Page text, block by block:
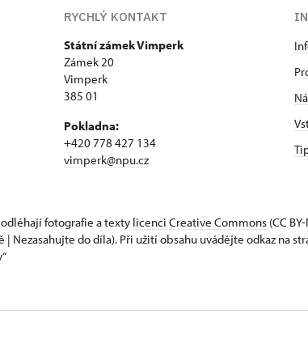
RYCHLÝ KONTAKT
Státní zámek Vimperk
Zámek 20
Vimperk
385 01
Pokladna:
+420 778 427 134
vimperk@npu.cz
fotografie a texty licenci Creative Commons (CC
Nezasahujte do díla). Při užití obsahu uvádějte odkaz na